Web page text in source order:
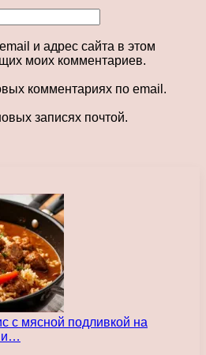
и адрес сайта в этом
моих комментариев.
комментариях по email.
записях почтой.
с мясной подливкой на
и…